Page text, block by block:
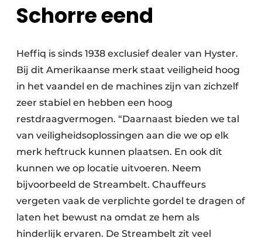
Schorre eend
Heffiq is sinds 1938 exclusief dealer van Hyster.
Bij dit Amerikaanse merk staat veiligheid hoog
in het vaandel en de machines zijn van zichzelf
zeer stabiel en hebben een hoog
restdraagvermogen. “Daarnaast bieden we tal
van veiligheidsoplossingen aan die we op elk
merk heftruck kunnen plaatsen. En ook dit
kunnen we op locatie uitvoeren. Neem
bijvoorbeeld de Streambelt. Chauffeurs
vergeten vaak de verplichte gordel te dragen of
laten het bewust na omdat ze hem als
hinderlijk ervaren. De Streambelt zit veel